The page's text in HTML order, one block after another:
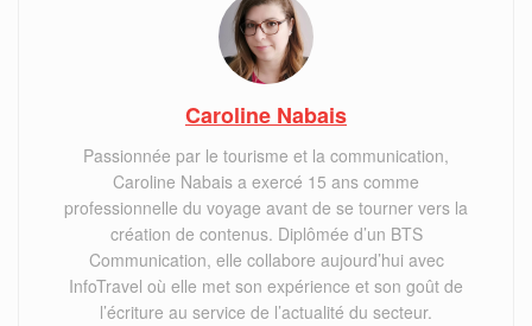
Caroline Nabais
Passionnée par le tourisme et la communication,
Caroline Nabais a exercé 15 ans comme
professionnelle du voyage avant de se tourner vers la
création de contenus. Diplômée d’un BTS
Communication, elle collabore aujourd’hui avec
InfoTravel où elle met son expérience et son goût de
l’écriture au service de l’actualité du secteur.